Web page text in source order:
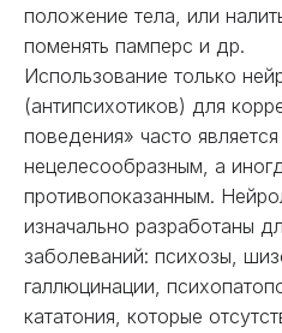
положение тела, или
поменять памперс и др.
Использование только
(антипсихотиков) для
поведения» часто
нецелесообразным, а
противопоказанным.
изначально разработаны
заболеваний: психозы,
галлюцинации,
кататония, которые